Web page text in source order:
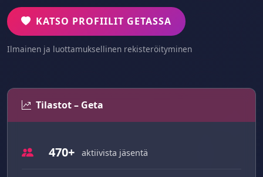
KATSO PROFIILIT GETASSA
Ilmainen ja luottamuksellinen rekisteröityminen
Tilastot – Geta
470+ aktiivista jäsentä